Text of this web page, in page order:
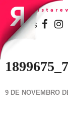
SIGA-NOS
9 DE NOVEMBRO